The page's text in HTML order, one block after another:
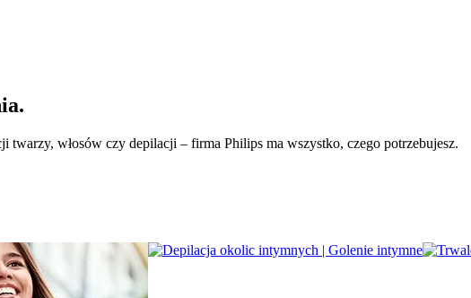
twarzy, włosów czy depilacji – firma Philips ma wszystko, czego potrzebujesz.